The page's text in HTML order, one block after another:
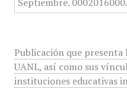
Publicación que
UANL, así como sus
instituciones educativas